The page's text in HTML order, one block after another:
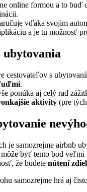
online formou a to
vďaka svojim
a je tu možnosť
cestovateľov s
.
ponúka aj celý rad
aktivity (pre
je samozrejme airbnb
môže byť tento bod veľmi
že budete nútení
samozrejme hrá aj